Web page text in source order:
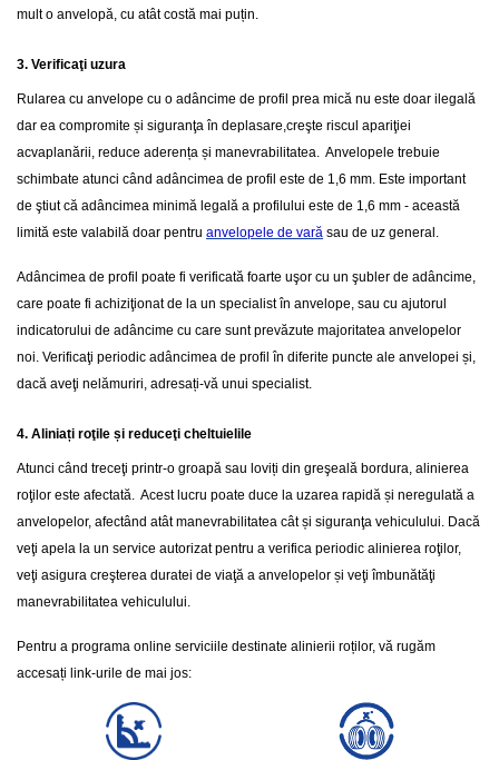
mult o anvelopă, cu atât costă mai puțin.
3. Verificaţi uzura
Rularea cu anvelope cu o adâncime de profil prea mică nu este doar ilegală
dar ea compromite și siguranţa în deplasare,creşte riscul apariţiei
acvaplanării, reduce aderența și manevrabilitatea. Anvelopele trebuie
schimbate atunci când adâncimea de profil este de 1,6 mm. Este important
de ştiut că adâncimea minimă legală a profilului este de 1,6 mm - această
limită este valabilă doar pentru anvelopele de vară sau de uz general.
Adâncimea de profil poate fi verificată foarte uşor cu un şubler de adâncime,
care poate fi achiziţionat de la un specialist în anvelope, sau cu ajutorul
indicatorului de adâncime cu care sunt prevăzute majoritatea anvelopelor
noi. Verificaţi periodic adâncimea de profil în diferite puncte ale anvelopei și,
dacă aveţi nelămuriri, adresați-vă unui specialist.
4. Aliniați roţile și reduceţi cheltuielile
Atunci când treceţi printr-o groapă sau loviți din greşeală bordura, alinierea
roţilor este afectată. Acest lucru poate duce la uzarea rapidă și neregulată a
anvelopelor, afectând atât manevrabilitatea cât și siguranţa vehiculului. Dacă
veţi apela la un service autorizat pentru a verifica periodic alinierea roţilor,
veţi asigura creşterea duratei de viaţă a anvelopelor și veţi îmbunătăţi
manevrabilitatea vehiculului.
Pentru a programa online serviciile destinate alinierii roților, vă rugăm
accesați link-urile de mai jos: